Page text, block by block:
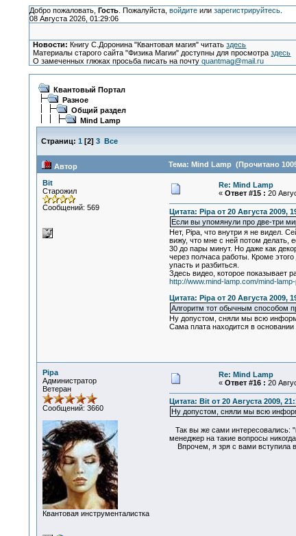
Добро пожаловать, Гость. Пожалуйста, войдитеили зарегистрируйтесь.
08 Августа 2026, 01:29:06
Новости: Книгу С.Доронина "Квантовая магия" читатьздесь
Материалы старого сайта "Физика Магии" доступны для просмотраздесь
О замеченных глюках просьба писать на почтуquantmag@mail.ru
Квантовый Портал
Разное
Общий раздел
Mind Lamp
Страниц: 1 [2] 3 Все
Автор Тема: Mind Lamp (Прочитано
Bit
Старожил
Сообщений: 569
Re: Mind Lamp
« Ответ #15 : 20
Цитата: Pipa от 20 Августа 2009,
Если вы упомянули про две-три
Нет, Pipa, что внутри я не видел.
вижу, что мне с ней потом делать,
30 до пары минут. Но даже как
через полчаса работы. Кроме
упасть и разбиться.
Здесь видео, которое показывает
http://www.mind-lamp.com/mind-
Цитата: Pipa от 20 Августа 2009,
Алгоритм тот обычным способом
Ну допустом, сняли мы всю
Сама плата находится в
Pipa
Администратор
Ветеран
Сообщений: 3660
Квантовая инструменталистка
Re: Mind Lamp
« Ответ #16 : 20
Цитата: Bit от 20 Августа 2009,
Ну допустом, сняли мы всю
Так вы же сами интересовались:
менеджер на такие вопросы
Впрочем, я зря с вами вступила в